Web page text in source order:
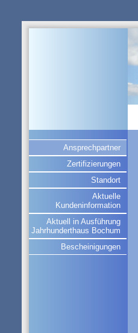
Ansprechpartner
Zertifizierungen
Standort
Aktuelle
Kundeninformation
Aktuell in Ausführung
Jahrhunderthaus Bochum
Bescheinigungen